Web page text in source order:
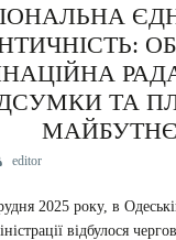
ТА
МАЙБУТНЄ
editor
2025 року, в
відбулося